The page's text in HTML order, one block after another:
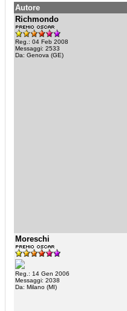
Autore
Richmondo
Reg.: 04 Feb 2008
Messaggi: 2533
Da: Genova (GE)
Moreschi
Reg.: 14 Gen 2006
Messaggi: 2038
Da: Milano (MI)